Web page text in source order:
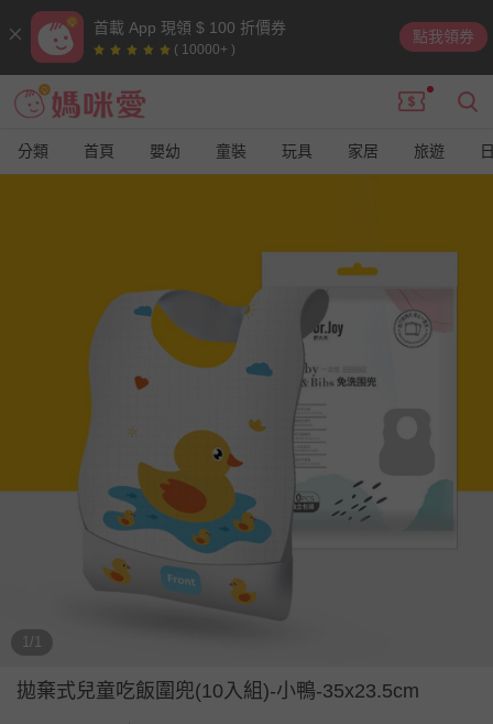
首載 App 現領 $ 100 折價券
( 10000+ )
點我領券
分類 首頁 嬰幼 童裝 玩具 家居 旅遊
1/1
拋棄式兒童吃飯圍兜(10入組)-小鴨-35x23.5cm